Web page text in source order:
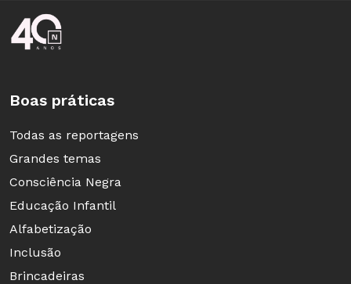
Rodapé da Nova Escola
Boas práticas
Todas as reportagens
Grandes temas
Consciência Negra
Educação Infantil
Alfabetização
Inclusão
Brincadeiras